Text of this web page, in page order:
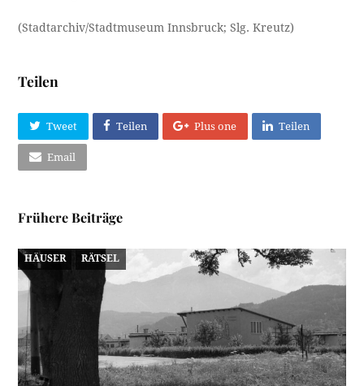
(Stadtarchiv/Stadtmuseum Innsbruck; Slg. Kreutz)
Teilen
Tweet Teilen Plus one Teilen
Email
Frühere Beiträge
HÄUSER RÄTSEL